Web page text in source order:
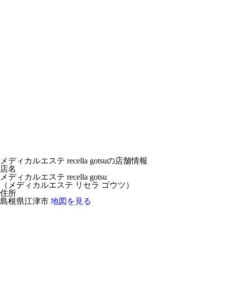
メディカルエステ recella gotsuの店舗情報
店名
メディカルエステ recella gotsu
（ メディカルエステ リセラ ゴウツ）
住所
島根県江津市 地図を見る